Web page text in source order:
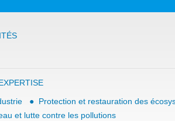
Protection et restauration des
et lutte contre les pollutions